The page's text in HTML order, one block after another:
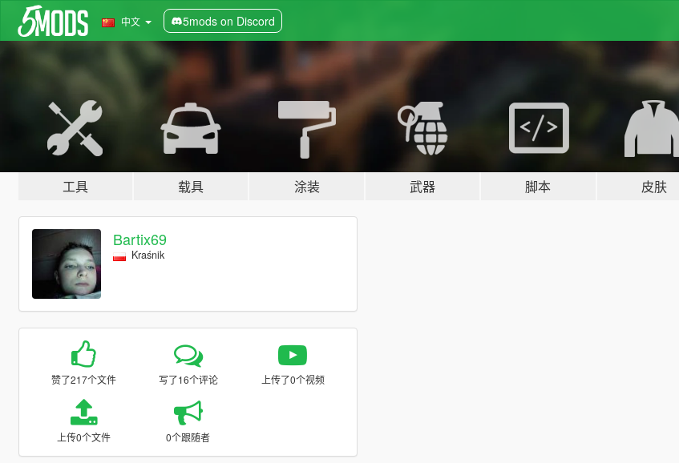
中文 5mods on Discord
工具 载具 涂装 武器 脚本 皮肤
Bartix69
Kraśnik
赞了217个文件 写了16个评论 上传了0个视频
上传0个文件 0个跟随者